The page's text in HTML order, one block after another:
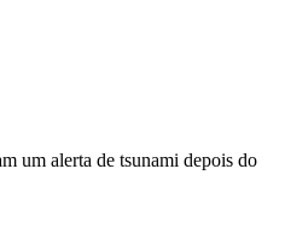
um alerta de tsunami depois do